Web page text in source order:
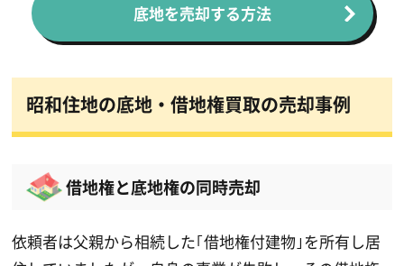
底地を売却する方法
昭和住地の底地・借地権買取の売却事例
借地権と底地権の同時売却
依頼者は父親から相続した｢借地権付建物｣を所有し居